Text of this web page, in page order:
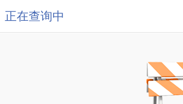
正在查询中